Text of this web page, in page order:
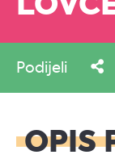
Podijeli
OPIS